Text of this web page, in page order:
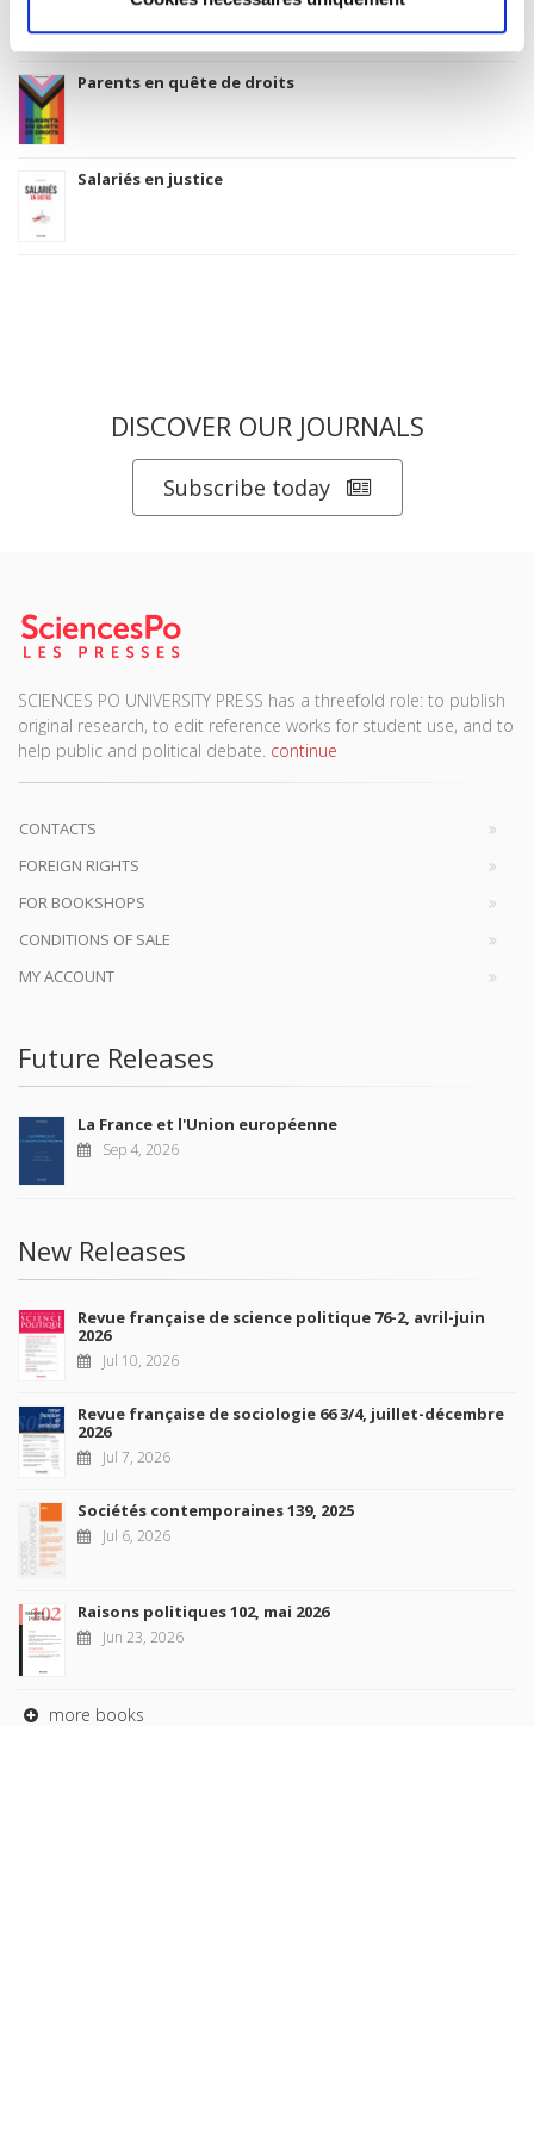
Parents en quête de droits
Salariés en justice
DISCOVER OUR JOURNALS
Subscribe today
SCIENCES PO UNIVERSITY PRESS has a threefold role: to publish
original research, to edit reference works for student use, and to
help public and political debate. continue
CONTACTS
FOREIGN RIGHTS
FOR BOOKSHOPS
CONDITIONS OF SALE
MY ACCOUNT
Future Releases
La France et l'Union européenne
Sep 4, 2026
New Releases
Revue française de science politique 76-2, avril-juin
2026
Jul 10, 2026
Revue française de sociologie 66 3/4, juillet-décembre
2026
Jul 7, 2026
Sociétés contemporaines 139, 2025
Jul 6, 2026
Raisons politiques 102, mai 2026
Jun 23, 2026
more books